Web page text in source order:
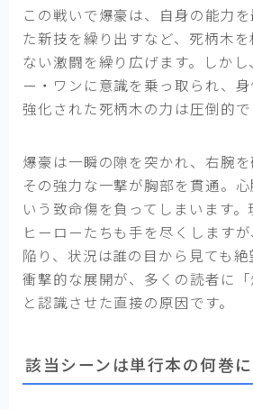
この戦いで爆豪は、自身の能力
た新技を繰り出すなど、死柄木
ない激闘を繰り広げます。しか
ー・ワンに意識を乗っ取られ、
強化された死柄木の力は圧倒的で
爆豪は一瞬の隙を突かれ、右腕
その強力な一撃が胸部を貫通。
いう致命傷を負ってしまいます
ヒーローたちも手を尽くします
陥り、状況は誰の目から見ても
衝撃的な展開が、多くの読者に「
と認識させた直接の原因です。
該当シーンは単行本の何巻